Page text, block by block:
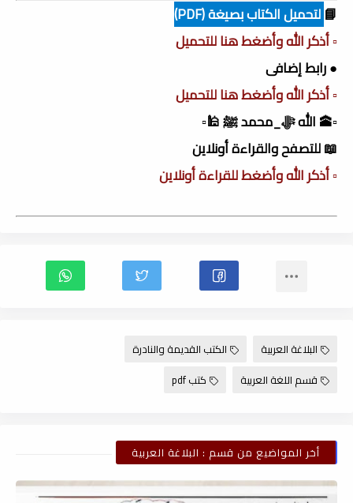
📘لتحميل الكتاب بصيغة (PDF)
▫️ أذكر الله وأضغط هنا للتحميل
● رابط إضافى
▫️ أذكر الله وأضغط هنا للتحميل
▫️🕋 الله ﷻ_محمد ﷺ 🕌▫️
📖 للتصفح والقراءة أونلاين
▫️ أذكر الله وأضغط للقراءة أونلاين
البلاغة العربية
الكتب القديمة والنادرة
قسم اللغة العربية
كتب pdf
أخر المواضيع من قسم : البلاغة العربية